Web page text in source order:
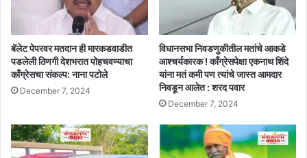
बॅलेट पेपरवर मतदान ही मारकडवाडीत
पडलेली ठिणगी देशभरात पोहचवण्याचा
काँग्रेसचा संकल्प: नाना पटोले
December 7, 2024
विधानसभा निवडणुकीतील मतांचे आकडे
आश्चर्यकारक ! काँग्रेसपेक्षा एकनाथ शिंदे
यांना मतं कमी पण त्यांचे जास्त आमदार
निवडून आलेत : शरद पवार
December 7, 2024